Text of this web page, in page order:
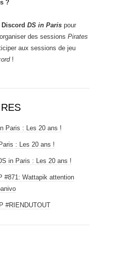
?
Discord DS in Paris pour
des sessions Pirates
aux sessions de jeu
!
Paris : Les 20 ans !
: Les 20 ans !
in Paris : Les 20 ans !
#871: Wattapik attention
#RIENDUTOUT